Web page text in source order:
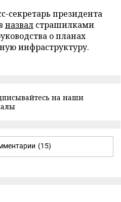
секретарь президента
назвал страшилками
о планах
инфраструктуру.
на наши
(15)